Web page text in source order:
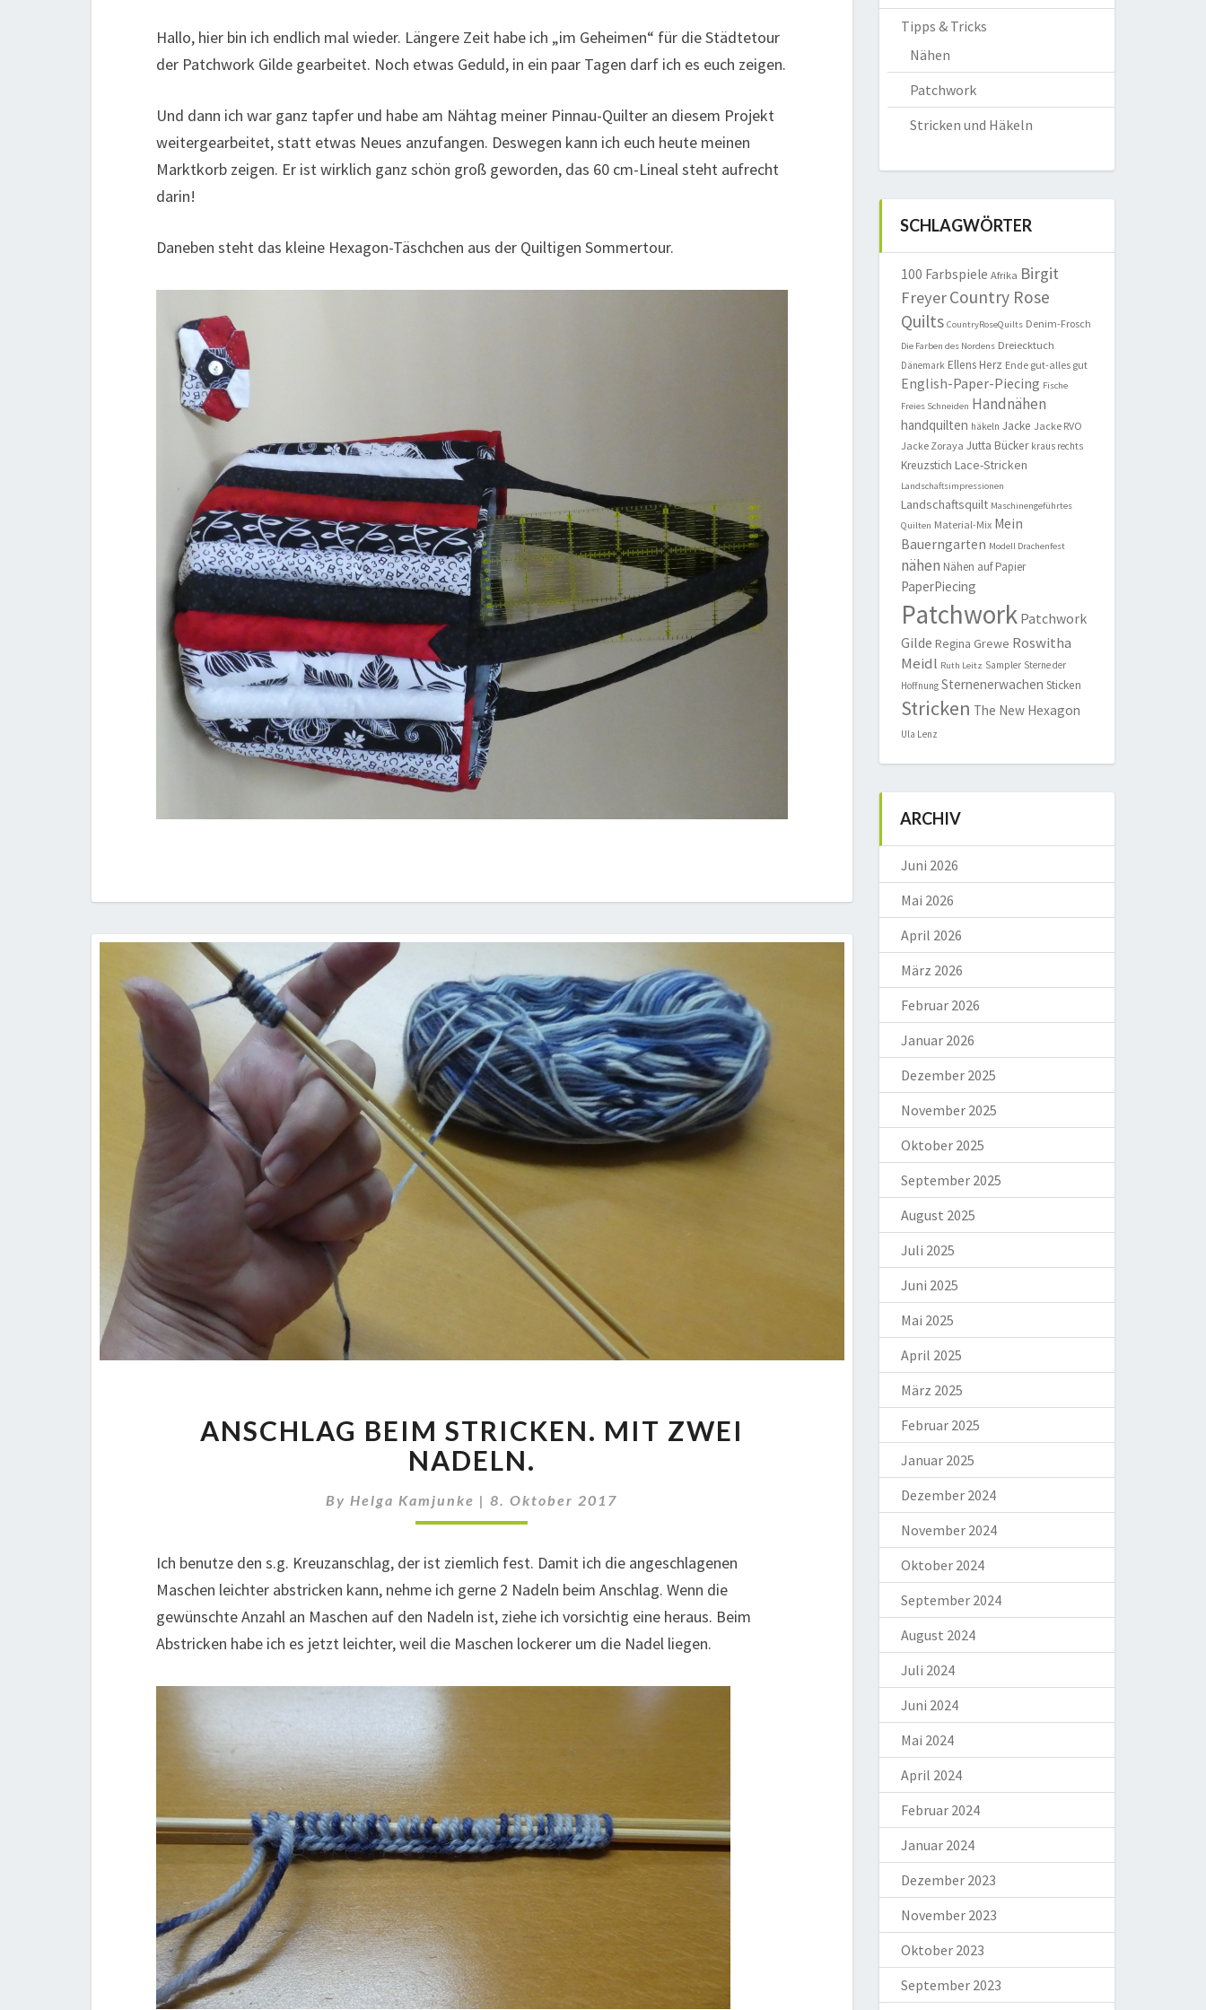
Hallo, hier bin ich endlich mal wieder. Längere Zeit habe ich „im Geheimen“ für die Städtetour
der Patchwork Gilde gearbeitet. Noch etwas Geduld, in ein paar Tagen darf ich es euch zeigen.
Und dann ich war ganz tapfer und habe am Nähtag meiner Pinnau-Quilter an diesem Projekt
weitergearbeitet, statt etwas Neues anzufangen. Deswegen kann ich euch heute meinen
Marktkorb zeigen. Er ist wirklich ganz schön groß geworden, das 60 cm-Lineal steht aufrecht
darin!
Daneben steht das kleine Hexagon-Täschchen aus der Quiltigen Sommertour.
BEIM
STRICKEN.
MIT
ZWEI
NADELN.
ANSCHLAG BEIM STRICKEN. MIT ZWEI
NADELN.
ByHelga Kamjunke |8. Oktober 2017
Ich benutze den s.g. Kreuzanschlag, der ist ziemlich fest. Damit ich die angeschlagenen
Maschen leichter abstricken kann, nehme ich gerne 2 Nadeln beim Anschlag. Wenn die
gewünschte Anzahl an Maschen auf den Nadeln ist, ziehe ich vorsichtig eine heraus. Beim
Abstricken habe ich es jetzt leichter, weil die Maschen lockerer um die Nadel liegen.
Tipps & Tricks
Nähen
Patchwork
Stricken und Häkeln
SCHLAGWÖRTER
100 Farbspiele Afrika Birgit
FreyerCountry Rose
Quilts CountryRoseQuilts Denim-Frosch
Die Farben des Nordens Dreiecktuch
Dänemark Ellens Herz Ende gut-alles gut
English-Paper-Piecing Fische
Freies Schneiden Handnähen
handquilten häkeln Jacke Jacke RVO
Jacke Zoraya Jutta Bücker kraus rechts
Kreuzstich Lace-Stricken
Landschaftsimpressionen
Landschaftsquilt Maschinengeführtes
Quilten Material-Mix Mein
Bauerngarten Modell Drachenfest
nähen Nähen auf Papier
PaperPiecing
Patchwork Patchwork
Gilde Regina Grewe Roswitha
Meidl Ruth Leitz Sampler Sterne der
Hoffnung Sternenerwachen Sticken
Stricken The New Hexagon
Ula Lenz
ARCHIV
Juni 2026
Mai 2026
April 2026
März 2026
Februar 2026
Januar 2026
Dezember 2025
November 2025
Oktober 2025
September 2025
August 2025
Juli 2025
Juni 2025
Mai 2025
April 2025
März 2025
Februar 2025
Januar 2025
Dezember 2024
November 2024
Oktober 2024
September 2024
August 2024
Juli 2024
Juni 2024
Mai 2024
April 2024
Februar 2024
Januar 2024
Dezember 2023
November 2023
Oktober 2023
September 2023